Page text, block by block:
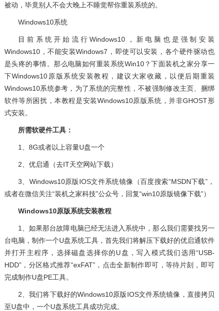
被动，毕竟别人不会大晚上不睡觉帮你重装系统的。
Windows10系统
目前系统开始流行Windows10，新电脑也是强制安装
Windows10，不能安装Windows7，即使可以安装，各个硬件驱动也
是头疼的事情。那么电脑如何重装系统Win10？下面装机之家分享一
下Windows10原版系统安装教程，建议大家收藏，以便后期重装
Windows10系统参考，为了系统的完整性，不被强制修改主页、捆绑
软件等所困扰，本教程是安装Windows10原版系统，并非GHOST形
式安装。
所需软硬件工具：
1、8G或者以上容量U盘一个
2、优启通（去IT天空网站下载）
3、Windows10原版IOS文件系统镜像（百度搜索“MSDN下载”，
或者在微信关注“装机之家科技”公众号，回复“win10原版镜像下载”）
Windows10原版系统安装教程
1、如果那台故障电脑已经无法进入系统中，那么我们需要找另一
台电脑，制作一个U盘系统工具，首先我们将解压下载好的优启通软件
并打开主程序，选择磁盘选择你的U盘，写入模式我们选用“USB-
HDD”，分区格式推荐“exFAT”，点击全新制作即可，等待片刻，即可
完成制作U盘PE工具。
2、我们将下载好的Windows10原版IOS文件系统镜像，直接拷贝
至U盘中，一个U盘系统工具成功完成。